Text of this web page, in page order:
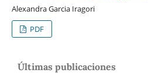
Alexandra Garcia Iragori
PDF
Últimas publicaciones